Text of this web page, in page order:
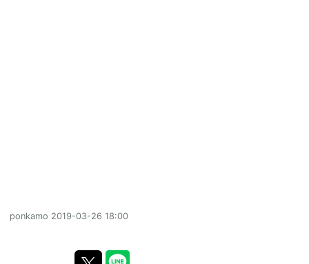
ponkamo 2019-03-26 18:00